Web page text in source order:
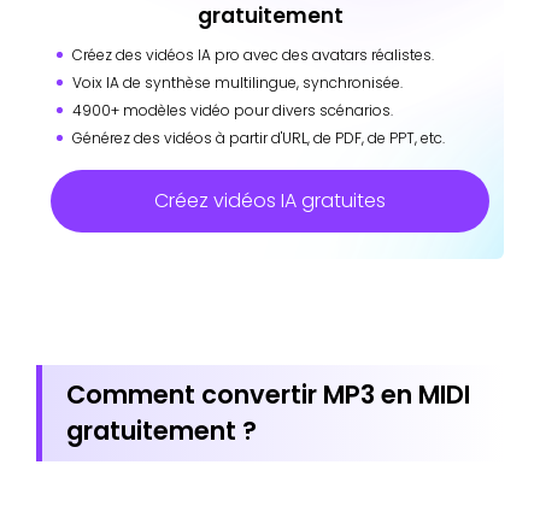
gratuitement
Créez des vidéos IA pro avec des avatars réalistes.
Voix IA de synthèse multilingue, synchronisée.
4900+ modèles vidéo pour divers scénarios.
Générez des vidéos à partir d'URL, de PDF, de PPT, etc.
Créez vidéos IA gratuites
Comment convertir MP3 en MIDI
gratuitement ?